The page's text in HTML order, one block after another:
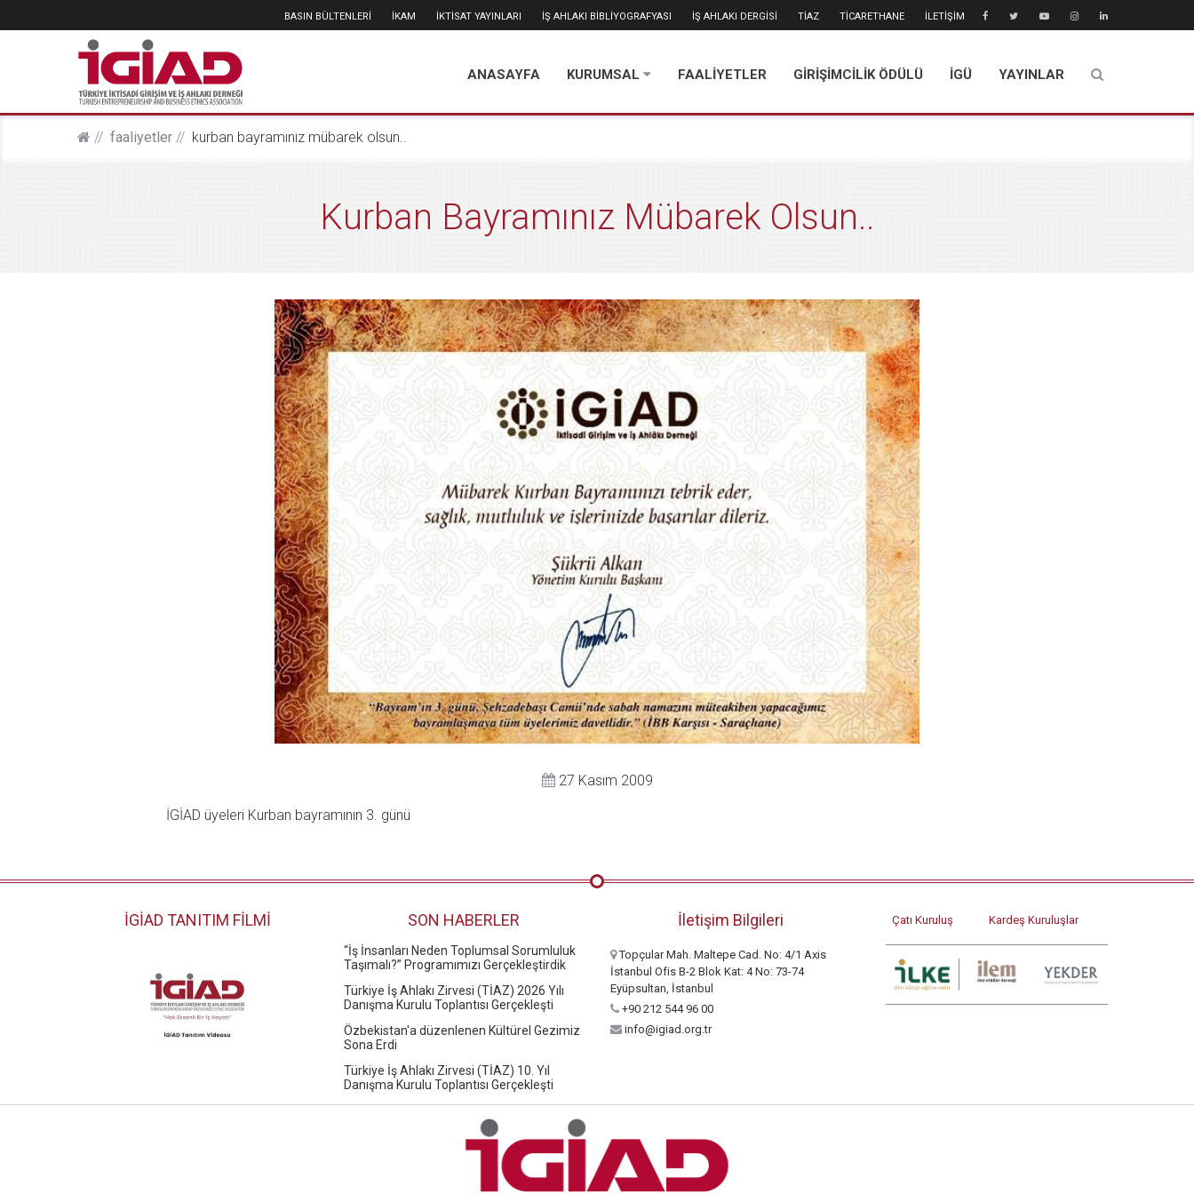
BASIN BÜLTENLERİ İKAM İKTİSAT YAYINLARI İŞ AHLAKI BİBLİYOGRAFYASI İŞ AHLAKI DERGİSİ TİAZ TİCARETHANE İLETİŞİM
ANASAYFA KURUMSAL FAALİYETLER GİRİŞİMCİLİK ÖDÜLÜ İGÜ YAYINLAR
faali̇yetler kurban bayramınız mübarek olsun..
Kurban Bayramınız Mübarek Olsun..
27 Kasım 2009
İGİAD üyeleri Kurban bayramının 3. günü
İGİAD TANITIM FİLMİ SON HABERLER
“İş İnsanları Neden Toplumsal Sorumluluk
Taşımalı?” Programımızı Gerçekleştirdik
Türkiye İş Ahlakı Zirvesi (TİAZ) 2026 Yılı
Danışma Kurulu Toplantısı Gerçekleşti
Özbekistan'a düzenlenen Kültürel Gezimiz
Sona Erdi
Türkiye İş Ahlakı Zirvesi (TİAZ) 10. Yıl
Danışma Kurulu Toplantısı Gerçekleşti
İletişim Bilgileri
Topçular Mah. Maltepe Cad. No: 4/1 Axis
İstanbul Ofis B-2 Blok Kat: 4 No: 73-74
Eyüpsultan, İstanbul
+90 212 544 96 00
info@igiad.org.tr
Çatı Kuruluş Kardeş Kuruluşlar